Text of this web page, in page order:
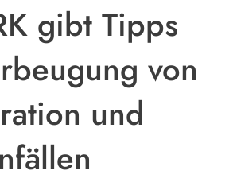
gibt Tipps
von
und